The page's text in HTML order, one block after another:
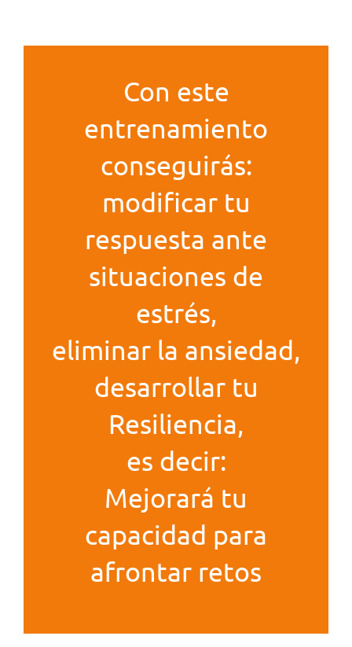
Con este
entrenamiento
conseguirás:
modificar tu
respuesta ante
situaciones de
estrés,
eliminar la ansiedad,
desarrollar tu
Resiliencia,
es decir:
Mejorará tu
capacidad para
afrontar retos